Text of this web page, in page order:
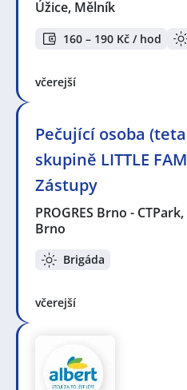
Úžice, Mělník
160 – 190 Kč / hod
včerejší
Pečující osoba
skupině LITTLE
Zástupy
PROGRES Brno - CTPark,
Brno
Brigáda
včerejší